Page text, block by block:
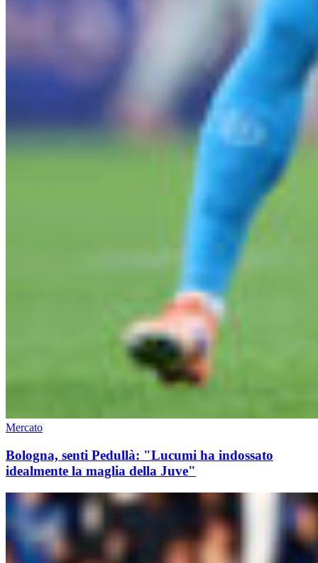
Mercato
Bologna, senti Pedullà: "Lucumi ha indossato
idealmente la maglia della Juve"